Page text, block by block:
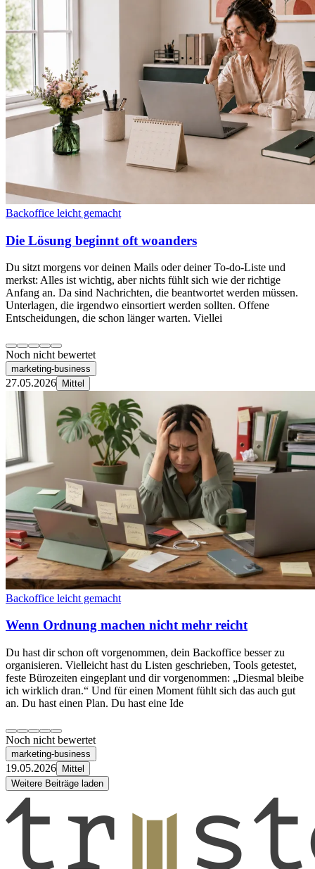
Backoffice leicht gemacht
Die Lösung beginnt oft woanders
Du sitzt morgens vor deinen Mails oder deiner To-do-Liste und
merkst: Alles ist wichtig, aber nichts fühlt sich wie der richtige
Anfang an. Da sind Nachrichten, die beantwortet werden müssen.
Unterlagen, die irgendwo einsortiert werden sollten. Offene
Entscheidungen, die schon länger warten. Viellei
Noch nicht bewertet
marketing-business
27.05.2026 Mittel
Backoffice leicht gemacht
Wenn Ordnung machen nicht mehr reicht
Du hast dir schon oft vorgenommen, dein Backoffice besser zu
organisieren. Vielleicht hast du Listen geschrieben, Tools getestet,
feste Bürozeiten eingeplant und dir vorgenommen: „Diesmal bleibe
ich wirklich dran.“ Und für einen Moment fühlt sich das auch gut
an. Du hast einen Plan. Du hast eine Ide
Noch nicht bewertet
marketing-business
19.05.2026
Mittel
Weitere Beiträge laden